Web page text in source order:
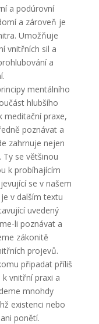
a podúrovní
a zároveň je
Umožňuje
vnitřních sil a
a
mentálního
hlubšího
meditační praxe,
poznávat a
zahrnuje nejen
Ty se většinou
k probíhajícím
se v našem
v dalším textu
uvedený
li poznávat a
zákonitě
projevů.
připadat příliš
k vnitřní praxi a
mnohdy
existenci nebo
ponětí.